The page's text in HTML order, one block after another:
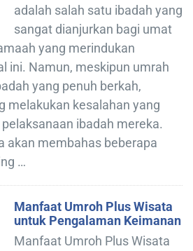
adalah salah satu ibadah yang
sangat dianjurkan bagi umat
yang merindukan
ini. Namun, meskipun umrah
yang penuh berkah,
melakukan kesalahan yang
ibadah mereka.
akan membahas beberapa
…
Manfaat Umroh Plus Wisata
untuk Pengalaman Keimanan
Manfaat Umroh Plus Wisata